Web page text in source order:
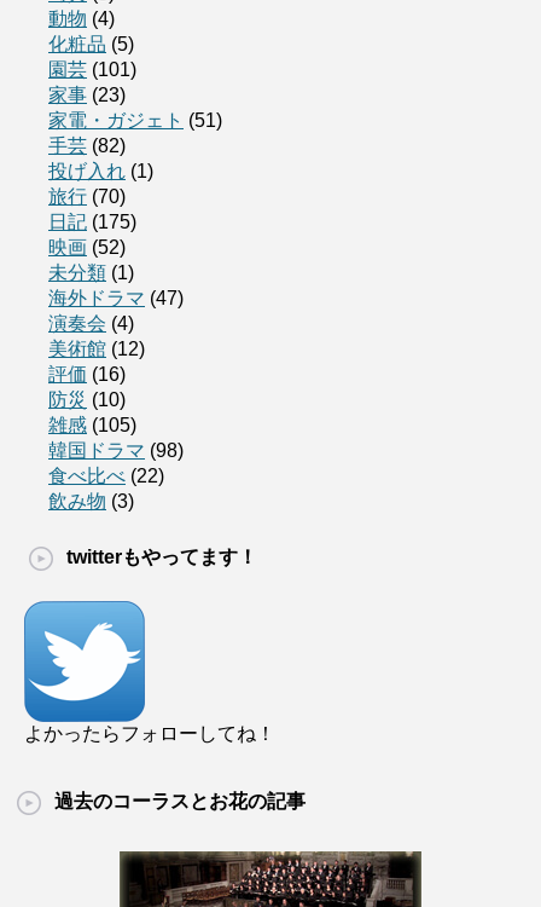
動物 (4)
化粧品 (5)
園芸 (101)
家事 (23)
家電・ガジェト (51)
手芸 (82)
投げ入れ (1)
旅行 (70)
日記 (175)
映画 (52)
未分類 (1)
海外ドラマ (47)
演奏会 (4)
美術館 (12)
評価 (16)
防災 (10)
雑感 (105)
韓国ドラマ (98)
食べ比べ (22)
飲み物 (3)
twitterもやってます！
よかったらフォローしてね！
過去のコーラスとお花の記事